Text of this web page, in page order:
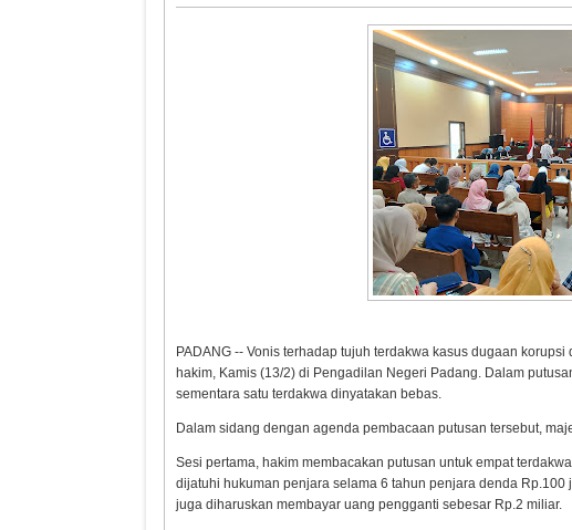
PADANG -- Vonis terhadap tujuh terdakwa kasus dugaan
hakim, Kamis (13/2) di Pengadilan Negeri Padang. Dalam
sementara satu terdakwa dinyatakan bebas.
Dalam sidang dengan agenda pembacaan putusan tersebut,
Sesi pertama, hakim membacakan putusan untuk empat
dijatuhi hukuman penjara selama 6 tahun penjara denda
juga diharuskan membayar uang pengganti sebesar Rp.2 miliar.